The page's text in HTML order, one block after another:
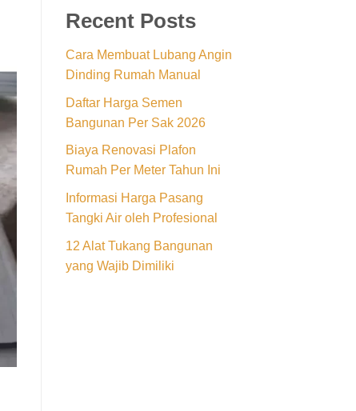
Recent Posts
Cara Membuat Lubang Angin
Dinding Rumah Manual
Daftar Harga Semen
Bangunan Per Sak 2026
Biaya Renovasi Plafon
Rumah Per Meter Tahun Ini
Informasi Harga Pasang
Tangki Air oleh Profesional
12 Alat Tukang Bangunan
yang Wajib Dimiliki